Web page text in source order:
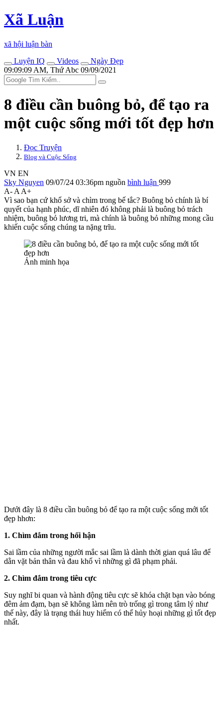
Xã Luận
xã hội luận bàn
Luyện IQ
Videos
Ngày Đẹp
09:09:09 AM, Thứ Abc 09/09/2021
8 điều cần buông bỏ, để tạo ra
một cuộc sống mới tốt đẹp hơn
Đọc Truyện
Blog và Cuộc Sống
VN EN
Sky Nguyen 09/07/24 03:36pm nguồn bình luận 999
A- A A+
Vì sao bạn cứ khổ sở và chìm trong bế tắc? Buông bỏ chính là bí
quyết của hạnh phúc, dĩ nhiên đó không phải là buông bỏ trách
nhiệm, buông bỏ lương tri, mà chính là buông bỏ những mong cầu
khiến cuộc sống chúng ta nặng trĩu.
Ảnh minh họa
Dưới đây là 8 điều cần buông bỏ để tạo ra một cuộc sống mới tốt
đẹp hhơn:
1. Chìm đắm trong hối hận
Sai lầm của những người mắc sai lầm là dành thời gian quá lâu để
dằn vặt bản thân và đau khổ vì những gì đã phạm phải.
2. Chìm đắm trong tiêu cực
Suy nghĩ bi quan và hành động tiêu cực sẽ khóa chặt bạn vào bóng
đêm ảm đạm, bạn sẽ không làm nên trò trống gì trong tâm lý như
thế này, đây là trạng thái huy hiểm có thể hủy hoại những gì tốt đẹp
nhất.